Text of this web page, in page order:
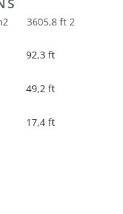
3605,8 ft 2
92,3 ft
49,2 ft
17,4 ft